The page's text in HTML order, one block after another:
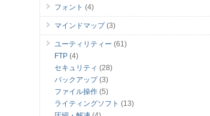
フォント (4)
マインドマップ(3)
ユーティリティー (61)
FTP (4)
セキュリティ (28)
バックアップ(3)
ファイル操作 (5)
ライティングソフト (13)